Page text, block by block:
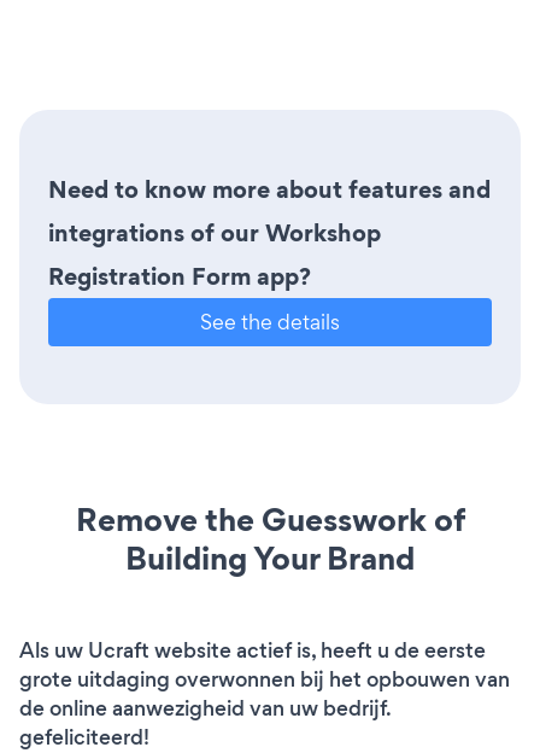
Need to know more about features and
integrations of our Workshop
Registration Form app?
See the details
Remove the Guesswork of
Building Your Brand
Als uw Ucraft website actief is, heeft u de eerste
grote uitdaging overwonnen bij het opbouwen van
de online aanwezigheid van uw bedrijf.
gefeliciteerd!